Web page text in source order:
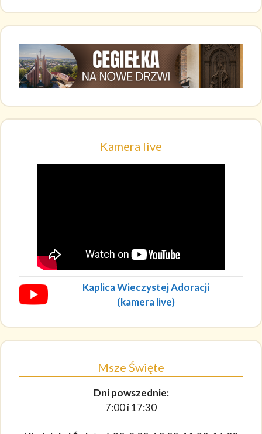
Kamera live
Kaplica Wieczystej Adoracji
(kamera live)
Msze Święte
Dni powszednie:
7:00 i 17:30